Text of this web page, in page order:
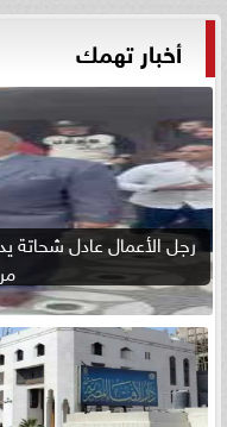
أخبار تهمك
رجل الأعمال عادل شحاتة